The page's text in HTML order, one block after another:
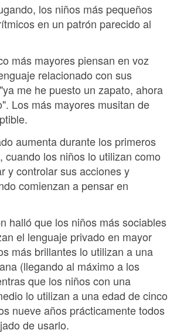
los niños más pequeños
en un patrón parecido al
más mayores piensan en voz
relacionado con sus
me he puesto un zapato, ahora
Los más mayores musitan de
aumenta durante los primeros
cuando los niños lo utilizan como
y controlar sus acciones y
comienzan a pensar en
halló que los niños más sociables
el lenguaje privado en mayor
más brillantes lo utilizan a una
(llegando al máximo a los
que los niños con una
lo utilizan a una edad de cinco
nueve años prácticamente todos
de usarlo.